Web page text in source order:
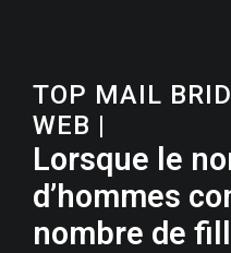
TOP MAIL
WEB |
Lorsque le
d’hommes
nombre de